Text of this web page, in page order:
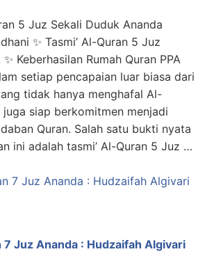
5 Juz Sekali Duduk Ananda
✨ Tasmi’ Al-Quran 5 Juz
Keberhasilan Rumah Quran PPA
setiap pencapaian luar biasa dari
tidak hanya menghafal Al-
juga siap berkomitmen menjadi
Quran. Salah satu bukti nyata
ini adalah tasmi’ Al-Quran 5 Juz …
7 Juz Ananda : Hudzaifah Algivari